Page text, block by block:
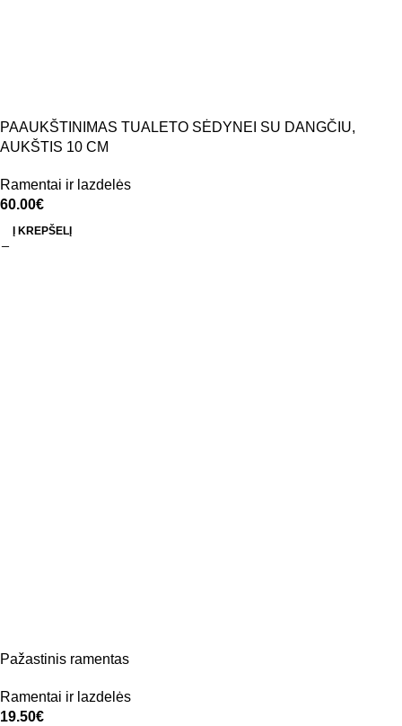
PAAUKŠTINIMAS TUALETO SĖDYNEI SU DANGČIU,
AUKŠTIS 10 CM
Ramentai ir lazdelės
60.00€
Į KREPŠELĮ
Pažastinis ramentas
Ramentai ir lazdelės
19.50€